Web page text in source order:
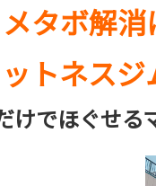
タボ解消
トネスジ
けでほぐせる